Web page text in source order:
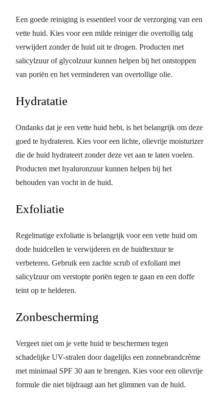
Een goede reiniging is essentieel voor de verzorging van een
vette huid. Kies voor een milde reiniger die overtollig talg
verwijdert zonder de huid uit te drogen. Producten met
salicylzuur of glycolzuur kunnen helpen bij het ontstoppen
van poriën en het verminderen van overtollige olie.
Hydratatie
Ondanks dat je een vette huid hebt, is het belangrijk om deze
goed te hydrateren. Kies voor een lichte, olievrije moisturizer
die de huid hydrateert zonder deze vet aan te laten voelen.
Producten met hyaluronzuur kunnen helpen bij het
behouden van vocht in de huid.
Exfoliatie
Regelmatige exfoliatie is belangrijk voor een vette huid om
dode huidcellen te verwijderen en de huidtextuur te
verbeteren. Gebruik een zachte scrub of exfoliant met
salicylzuur om verstopte poriën tegen te gaan en een doffe
teint op te helderen.
Zonbescherming
Vergeet niet om je vette huid te beschermen tegen
schadelijke UV-stralen door dagelijks een zonnebrandcrème
met minimaal SPF 30 aan te brengen. Kies voor een olievrije
formule die niet bijdraagt aan het glimmen van de huid.